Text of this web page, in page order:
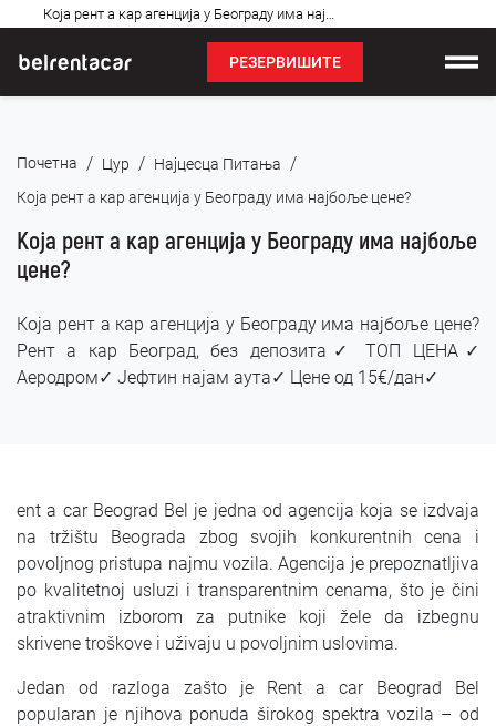
Која рент а кар агенција у Београду има најбоље цене: Бел✓
питања
РЕЗЕРВИШИТЕ
Услови најма
О нама
Најчешћа питања
SRPSKI
СРПСКИ
ENGLISH
Почетна / Цyр / Најцесца Питања /
Која рент а кар агенција у Београду има најбоље цене?
Која рент а кар агенција у Београду има најбоље
цене?
Која рент а кар агенција у Београду има најбоље цене?
Рент а кар Београд, без депозита✓ ТОП ЦЕНА✓
Аеродром✓ Јефтин најам аута✓ Цене од 15€/дан✓
ent a car Beograd Bel je jedna od agencija koja se izdvaja
na tržištu Beograda zbog svojih konkurentnih cena i
povoljnog pristupa najmu vozila. Agencija je prepoznatljiva
po kvalitetnoj usluzi i transparentnim cenama, što je čini
atraktivnim izborom za putnike koji žele da izbegnu
skrivene troškove i uživaju u povoljnim uslovima.
Jedan od razloga zašto je Rent a car Beograd Bel
popularan je njihova ponuda širokog spektra vozila – od